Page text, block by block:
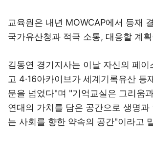
교육원은 내년 MOWCAP에서 등재
국가유산청과 적극 소통, 대응할 계
김동연 경기지사는 이날 자신의 페이
고 4·16아카이브가 세계기록유산 등
문을 넘었다"며 "기억교실은 그리움
연대의 가치를 담은 공간으로 생명과
는 사회를 향한 약속의 공간"이라고